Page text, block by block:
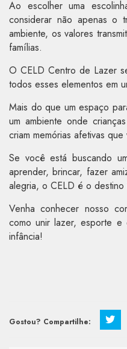
Ao escolher uma
considerar não apenas o
ambiente, os valores
famílias.
O CELD Centro de Lazer
todos esses elementos em
Mais do que um espaço
um ambiente onde
criam memórias afetivas
Se você está buscando
aprender, brincar, fazer
alegria, o CELD é o destino
Venha conhecer nosso
como unir lazer, esporte e
infância!
Gostou? Compartilhe: